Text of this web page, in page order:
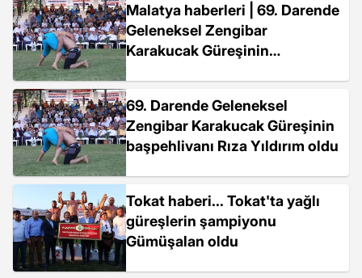
Malatya haberleri | 69. Darende
Geleneksel Zengibar
Karakucak Güreşinin
69. Darende Geleneksel
Zengibar Karakucak Güreşinin
başpehlivanı Rıza Yıldırım oldu
Tokat haberi... Tokat'ta yağlı
güreşlerin şampiyonu
Gümüşalan oldu